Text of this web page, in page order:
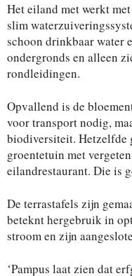
Het eiland met werkt
slim
schoon drinkbaar water
ondergronds en alleen
rondleidingen.
Opvallend is de
voor transport nodig,
biodiversiteit. Hetzelfde
groentetuin met
eilandrestaurant. Die is
De terrastafels zijn
beteknt hergebruik in
stroom en zijn
‘Pampus laat zien dat